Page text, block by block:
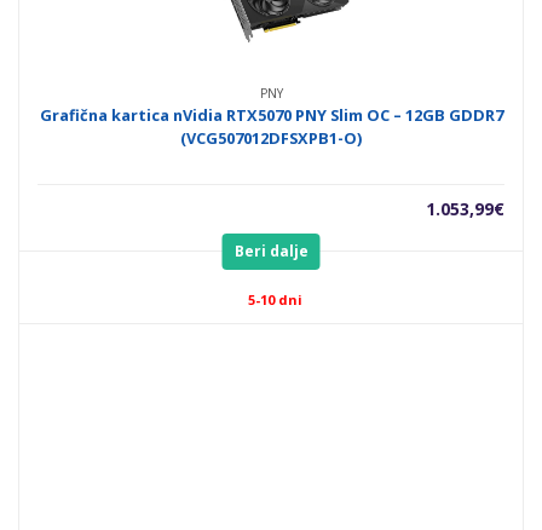
PNY
Grafična kartica nVidia RTX5070 PNY Slim OC – 12GB GDDR7
(VCG507012DFSXPB1-O)
1.053,99€
Beri dalje
5-10 dni